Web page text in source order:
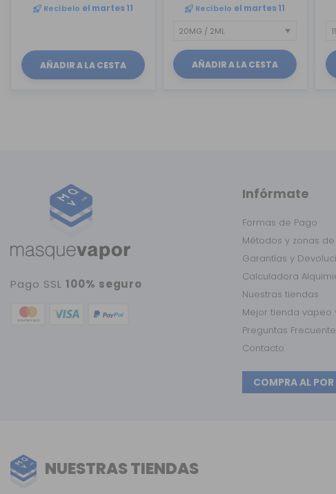
Recíbelo el martes 11
AÑADIR A LA CESTA
Recíbelo el martes 11
AÑADIR A LA CESTA
Pago SSL 100% seguro
Infórmate
Formas de Pago
Métodos y zonas
Garantías y
Calculadora
Nuestras tiendas
Mejor tienda vapeo
Preguntas
Contacto
COMPRA AL
NUESTRAS TIENDAS